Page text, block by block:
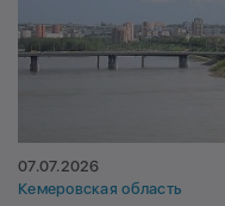
07.07.2026
Кемеровская область